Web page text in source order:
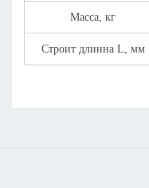
Масса, кг
Строит длинна L, мм